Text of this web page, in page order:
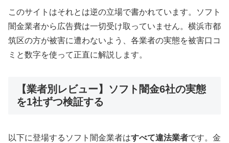
このサイトはそれとは逆の立場で書かれています。ソフト
闇金業者から広告費は一切受け取っていません。横浜市都
筑区の方が被害に遭わないよう、各業者の実態を被害口コ
ミと数字を使って正直に解説します。
【業者別レビュー】ソフト闇金6社の実態
を1社ずつ検証する
以下に登場するソフト闇金業者はすべて違法業者です。金